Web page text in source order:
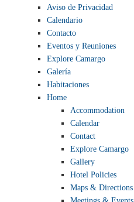
Aviso de Privacidad
Calendario
Contacto
Eventos y Reuniones
Explore Camargo
Galería
Habitaciones
Home
Accommodation
Calendar
Contact
Explore Camargo
Gallery
Hotel Policies
Maps & Directions